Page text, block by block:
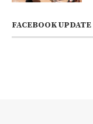
FACEBOOK UPDATE